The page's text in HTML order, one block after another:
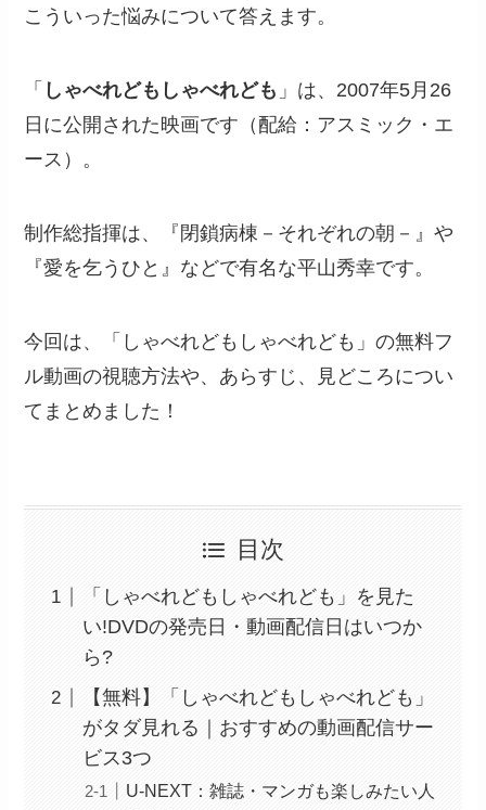
こういった悩みについて答えます。
「 しゃべれどもしゃべれども 」は、2007年5月26
日に公開された映画です（配給：アスミック・エ
ース）。
制作総指揮は、『閉鎖病棟－それぞれの朝－』や
『愛を乞うひと』などで有名な平山秀幸です。
今回は、「しゃべれどもしゃべれども」の無料フ
ル動画の視聴方法や、あらすじ、見どころについ
てまとめました！
目次
「しゃべれどもしゃべれども」を見た
い!DVDの発売日・動画配信日はいつか
ら?
【無料】「しゃべれどもしゃべれども」
がタダ見れる｜おすすめの動画配信サー
ビス3つ
U-NEXT：雑誌・マンガも楽しみたい人